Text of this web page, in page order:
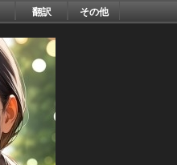
翻訳 その他